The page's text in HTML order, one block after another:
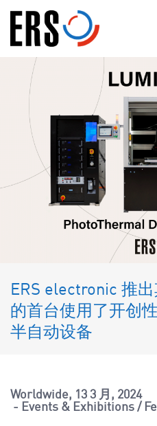
Skip
content
ERS electronic 推
的首台使用了开创
半自动设备
Worldwide
13 3 月, 2024
Events & Exhibitions /